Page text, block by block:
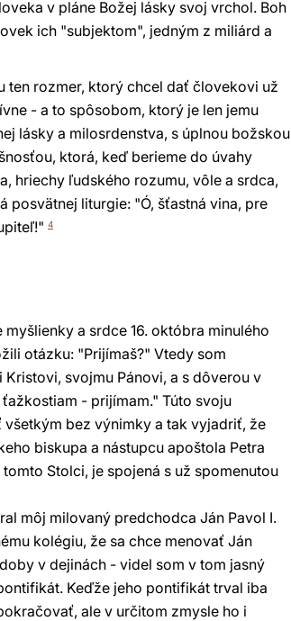
v pláne Božej lásky svoj vrchol. Boh
ich "subjektom", jedným z miliárd a
ten rozmer, ktorý chcel dať človekovi už
- a to spôsobom, ktorý je len jemu
lásky a milosrdenstva, s úplnou božskou
ktorá, keď berieme do úvahy
hriechy ľudského rozumu, vôle a srdca,
liturgie: "Ó, šťastná vina, pre
4
a srdce 16. októbra minulého
otázku: "Prijímaš?" Vtedy som
svojmu Pánovi, a s dôverou v
- prijímam." Túto svoju
bez výnimky a tak vyjadriť, že
biskupa a nástupcu apoštola Petra
Stolci, je spojená s už spomenutou
môj milovaný predchodca Ján Pavol I.
kolégiu, že sa chce menovať Ján
v dejinách - videl som v tom jasný
Keďže jeho pontifikát trval iba
ale v určitom zmysle ho i